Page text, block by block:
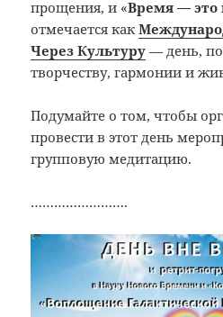
прощения, и «Время — это
отмечается как
Через Культуру — день,
творчеству, гармонии и
Подумайте о том, чтобы
провести в этот день
групповую медитацию.
…………………….